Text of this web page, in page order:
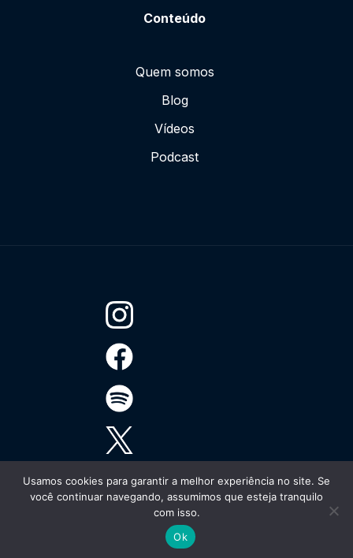
Conteúdo
Quem somos
Blog
Vídeos
Podcast
Todos os direitos reservados.
Usamos cookies para garantir a melhor experiência no site. Se
você continuar navegando, assumimos que esteja tranquilo
com isso.
Ok